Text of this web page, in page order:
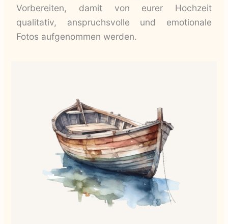
Vorbereiten, damit von eurer Hochzeit
qualitativ, anspruchsvolle und emotionale
Fotos aufgenommen werden.